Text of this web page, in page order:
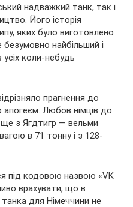
надважкий танк, так і
Його історія
яких було виготовлено
найбільший і
коли-небудь
прагнення до
апогеєм. Любов німців до
з Ягдтигр — вельми
в 71 тонну і з 128-
під кодовою назвою «VK
врахувати, що в
для Німеччини не